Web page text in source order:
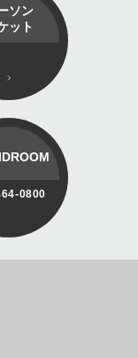
ソン
ット
0800